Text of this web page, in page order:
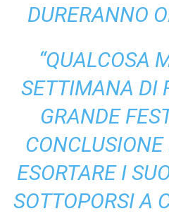
DURERANNO
“QUALCOSA
SETTIMANA DI
GRANDE
ESORTARE I
SOTTOPORSI A